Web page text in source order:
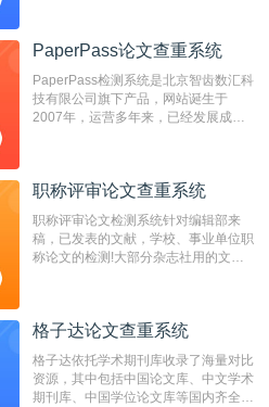
检测系统，其真实性和权威性无可厚
非。其次，相对于知网而言，万方检测
费用少，上手容易，是学生初次论文查
重的推荐系统。
PaperPass论文查重系统
PaperPass检测系统是北京智齿数汇科
技有限公司旗下产品，网站诞生于
2007年，运营多年来，已经发展成为
检测速度快、精度高，市场反映良好。
职称评审论文查重系统
职称评审论文检测系统针对编辑部来
稿，已发表的文献，学校、事业单位职
称论文的检测!大部分杂志社用的文献
编辑部检测来稿和已发表的文献,检测
测时注意填写第一作者,才能排除已发
表文献复制比。（限制字符数1万）
格子达论文查重系统
格子达依托学术期刊库收录了海量对比
资源，其中包括中国论文库、中文学术
期刊库、中国学位论文库等国内齐全的